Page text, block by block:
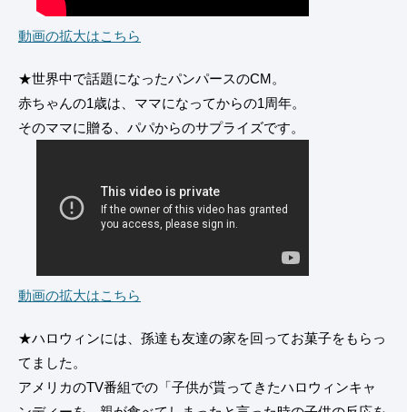
動画の拡大はこちら
★世界中で話題になったパンパースのCM。
赤ちゃんの1歳は、ママになってからの1周年。
そのママに贈る、パパからのサプライズです。
動画の拡大はこちら
★ハロウィンには、孫達も友達の家を回ってお菓子をもらっ
てました。
アメリカのTV番組での「子供が貰ってきたハロウィンキャ